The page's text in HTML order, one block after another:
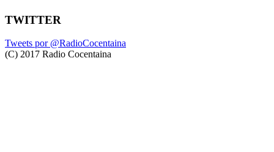
TWITTER
Tweets por @RadioCocentaina
(C) 2017 Radio Cocentaina